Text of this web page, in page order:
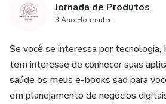
Jornada de Produtos
3 Ano Hotmarter
Se você se interessa por tecnologia,
tem interesse de conhecer suas
saúde os meus e-books são para
em planejamento de negócios